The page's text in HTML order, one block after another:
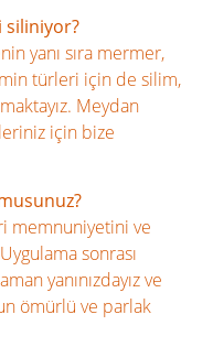
siliniyor?
yanı sıra mermer,
türleri için de silim,
Meydan
için bize
memnuniyetini ve
sonrası
yanınızdayız ve
ömürlü ve parlak